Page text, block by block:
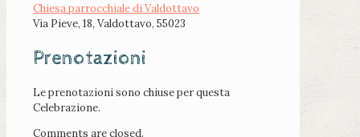
Chiesa parrocchiale di Valdottavo
Via Pieve, 18, Valdottavo, 55023
Prenotazioni
Le prenotazioni sono chiuse per questa
Celebrazione.
Comments are closed.